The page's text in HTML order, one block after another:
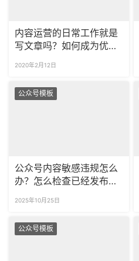
内容运营的日常工作就是
写文章吗？如何成为优秀
2020年2月12日
公众号模板
公众号内容敏感违规怎么
办？怎么检查已经发布的
2025年10月25日
公众号模板